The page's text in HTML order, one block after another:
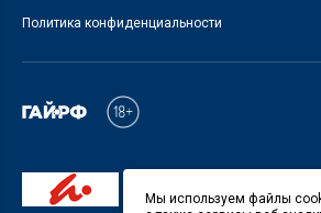
Политика конфиденциальности
Мы используем файлы